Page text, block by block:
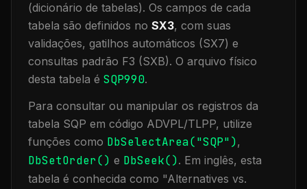
(dicionário de tabelas). Os campos de cada
tabela são definidos no SX3, com suas
validações, gatilhos automáticos (SX7) e
consultas padrão F3 (SXB). O arquivo físico
desta tabela é SQP990.
Para consultar ou manipular os registros da
tabela SQP em código ADVPL/TLPP, utilize
funções como DbSelectArea("SQP"),
DbSetOrder() e DbSeek(). Em inglês, esta
tabela é conhecida como "Alternatives vs.